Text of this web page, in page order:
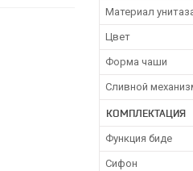
Материал
Цвет
Форма чаши
Сливной
КОМПЛЕКТАЦИЯ
Функция биде
Сифон